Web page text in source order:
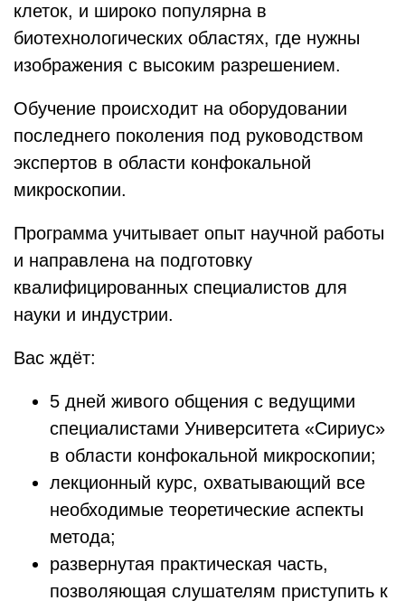
клеток, и широко популярна в
биотехнологических областях, где нужны
изображения с высоким разрешением.
Обучение происходит на оборудовании
последнего поколения под руководством
экспертов в области конфокальной
микроскопии.
Программа учитывает опыт научной работы
и направлена на подготовку
квалифицированных специалистов для
науки и индустрии.
Вас ждёт:
5 дней живого общения с ведущими
специалистами Университета «Сириус»
в области конфокальной микроскопии;
лекционный курс, охватывающий все
необходимые теоретические аспекты
метода;
развернутая практическая часть,
позволяющая слушателям приступить к